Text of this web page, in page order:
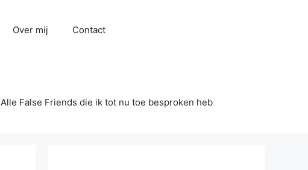
Over mij Contact
Alle False Friends die ik tot nu toe besproken heb